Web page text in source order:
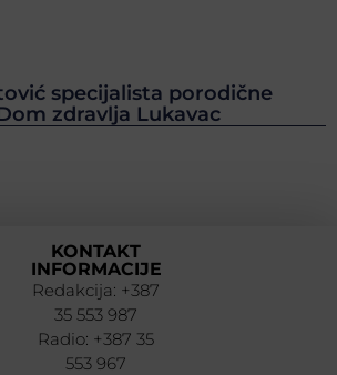
specijalista porodične
zdravlja Lukavac
KONTAKT
INFORMACIJE
Redakcija: +387
35 553 987
Radio: +387 35
553 967